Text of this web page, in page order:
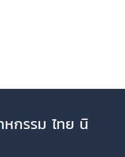
หกรรม ไทย นิ